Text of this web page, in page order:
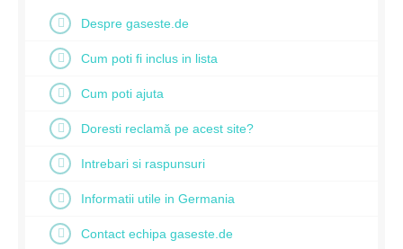
Despre gaseste.de
Cum poti fi inclus in lista
Cum poti ajuta
Doresti reclamă pe acest site?
Intrebari si raspunsuri
Informatii utile in Germania
Contact echipa gaseste.de